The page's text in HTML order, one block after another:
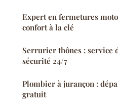
Expert en fermetures
confort à la clé
Serrurier thônes : service
sécurité 24/7
Plombier à jurançon :
gratuit